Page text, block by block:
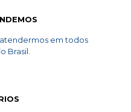
em todos
Brasil.